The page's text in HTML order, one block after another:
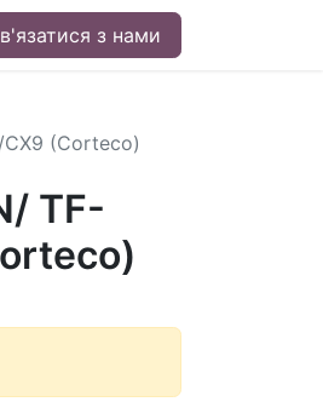
з нами
CX9 (Corteco)
TF-